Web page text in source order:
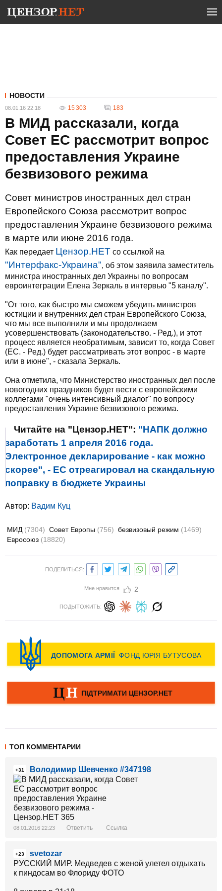
НОВОСТИ
08.01.16 22:18 15 303 183
В МИД рассказали, когда
Совет ЕС рассмотрит вопрос
предоставления Украине
безвизового режима
Совет министров иностранных дел стран
Европейского Союза рассмотрит вопрос
предоставления Украине безвизового режима
в марте или июне 2016 года.
Как передает Цензор.НЕТ со ссылкой на
"Интерфакс-Украина", об этом заявила заместитель
министра иностранных дел Украины по вопросам
евроинтеграции Елена Зеркаль в интервью "5 каналу".
"От того, как быстро мы сможем убедить министров
юстиции и внутренних дел стран Европейского Союза,
что мы все выполнили и мы продолжаем
усовершенствовать (законодательство. - Ред.), и этот
процесс является необратимым, зависит то, когда Совет
(ЕС. - Ред.) будет рассматривать этот вопрос - в марте
или в июне", - сказала Зеркаль.
Она отметила, что Министерство иностранных дел после
новогодних праздников будет вести с европейскими
коллегами "очень интенсивный диалог" по вопросу
предоставления Украине безвизового режима.
Читайте на "Цензор.НЕТ": "НАПК должно
заработать 1 апреля 2016 года.
Электронное декларирование - как можно
скорее", - ЕС отреагировал на скандальную
поправку в бюджете Украины
Автор: Вадим Куц
МИД (7304) Совет Европы (756) безвизовый режим (1469)
Евросоюз (18820)
ПОДЕЛИТЬСЯ:
Мне нравится 2
ПОДЫТОЖИТЬ:
ТОП КОММЕНТАРИИ
+31 Володимир Шевченко #347198
08.01.2016 22:23 Ответить Ссылка
+23
svetozar
РУССКИЙ МИР. Медведев с женой улетел отдыхать
к пиндосам во Флориду ФОТО